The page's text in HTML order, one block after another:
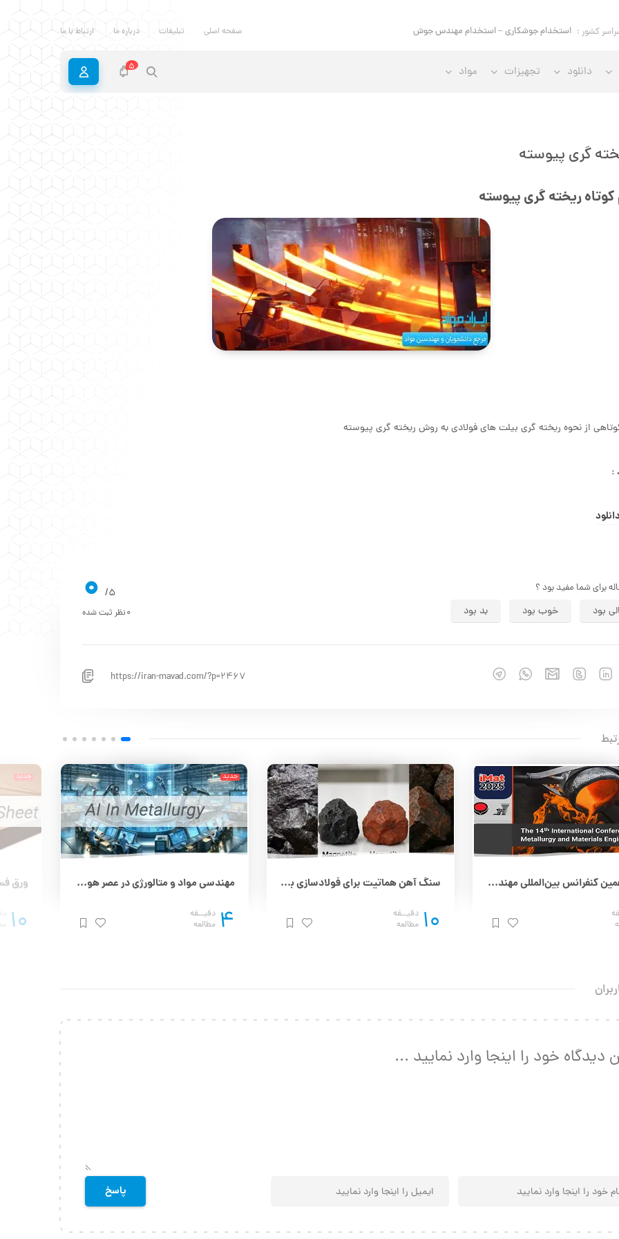
کشور : استخدام صفحه اصلی تبلیغات درباره ما ارتباط با ما
دانلود تجهیزات مواد 5
گری پیوسته
کوتاه ریخته گری پیوسته
از نحوه ریخته گری بیلت های فولادی به روش ریخته گری پیوسته
:
برای شما مفید بود ؟
بود خوب بود بد بود
5/
0 0نظر ثبت شده
https://iran-mavad.com/?p=2467
چهاردهمین کنفرانس بین‌المللی مهندسی مواد و متالورژی (IMAT 2025) – 25 و 26 آذر سنگ آهن هماتیت برای فولادسازی بهتر است یا مگنتیت؟
10 دقیــقه
مطالعه
جدید
مهندسی مواد و متالورژی در عصر هوش مصنوعی
4 دقیــقه
مطالعه
جدید
10